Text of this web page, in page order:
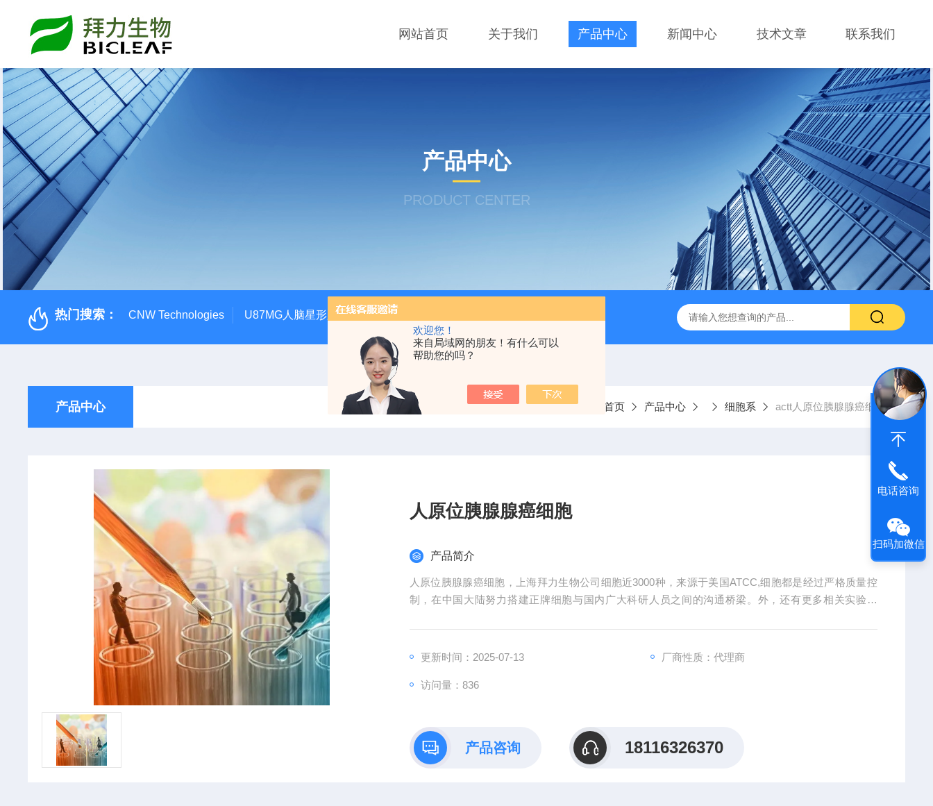
欢迎您！
来自局域网的朋友！有什么可以
帮助您的吗？
网站首页 关于我们 产品中心 新闻中心 技术文章 联系我们
产品中心
PRODUCT CENTER
热门搜索： CNW Technologies U87MG人脑星形胶质母细胞瘤（U87-MG） vero细胞vero细胞 大鼠肠微血管内皮细胞
产品中心 当前位置： 首页 产品中心 细胞系 actt人原位胰腺腺癌细胞
人原位胰腺腺癌细胞
产品简介
人原位胰腺腺癌细胞，上海拜力生物公司细胞近3000种，来源于美国ATCC,细胞都是经过严格质量控
制，在中国大陆努力搭建正牌细胞与国内广大科研人员之间的沟通桥梁。外，还有更多相关实验产
更新时间：2025-07-13 厂商性质：代理商
访问量：836
产品咨询 18116326370
电话咨询
扫码加微信